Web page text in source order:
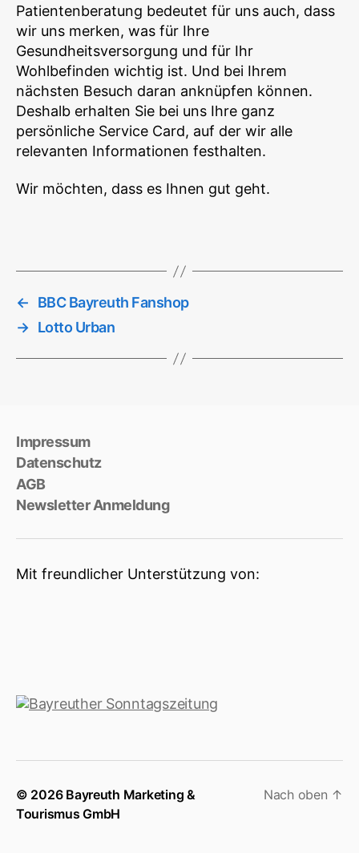
Patientenberatung bedeutet für uns auch, dass
wir uns merken, was für Ihre
Gesundheitsversorgung und für Ihr
Wohlbefinden wichtig ist. Und bei Ihrem
nächsten Besuch daran anknüpfen können.
Deshalb erhalten Sie bei uns Ihre ganz
persönliche Service Card, auf der wir alle
relevanten Informationen festhalten.
Wir möchten, dass es Ihnen gut geht.
←
BBC Bayreuth Fanshop
→ Lotto Urban
Impressum
Datenschutz
AGB
Newsletter Anmeldung
Mit freundlicher Unterstützung von:
© 2026 Bayreuth Marketing &
Tourismus GmbH
Nach oben ↑